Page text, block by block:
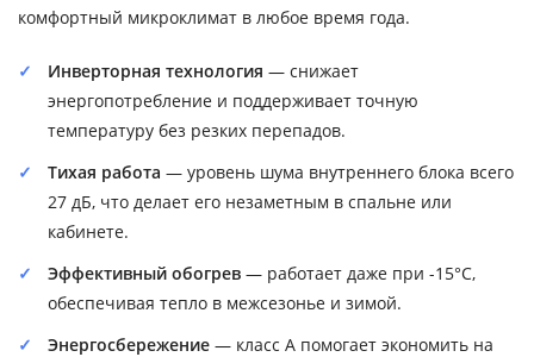
комфортный микроклимат в любое время года.
Инверторная технология — снижает
энергопотребление и поддерживает точную
температуру без резких перепадов.
Тихая работа — уровень шума внутреннего блока всего
27 дБ, что делает его незаметным в спальне или
кабинете.
Эффективный обогрев — работает даже при -15°C,
обеспечивая тепло в межсезонье и зимой.
Энергосбережение — класс A помогает экономить на